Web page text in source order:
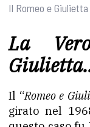
Il Romeo e
La
Il “Romeo e
girato nel